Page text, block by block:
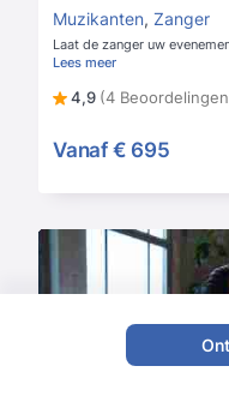
Muzikanten, Zanger
Laat de zanger uw
Lees meer
4,9 (4
Vanaf € 695